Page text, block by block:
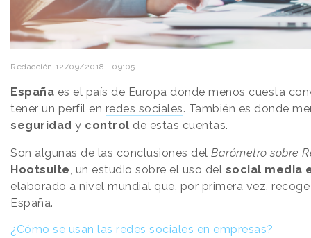
Redacción 12/09/2018 · 09:05
España es el país de Europa donde menos cuesta
tener un perfil en redes sociales. También es donde
seguridad y control de estas cuentas.
Son algunas de las conclusiones del Barómetro sobre
Hootsuite , un estudio sobre el uso del social media
elaborado a nivel mundial que, por primera vez,
España.
¿Cómo se usan las redes sociales en empresas?